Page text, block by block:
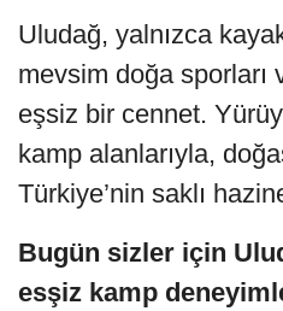
Uludağ, yalnızca
mevsim doğa sporları
eşsiz bir cennet.
kamp alanlarıyla,
Türkiye’nin saklı
Bugün sizler için
esşiz kamp